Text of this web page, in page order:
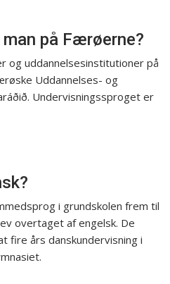
på Færøerne?
og uddannelsesinstitutioner på
Uddannelses- og
Undervisningssproget er
i grundskolen frem til
overtaget af engelsk. De
fire års danskundervisning i